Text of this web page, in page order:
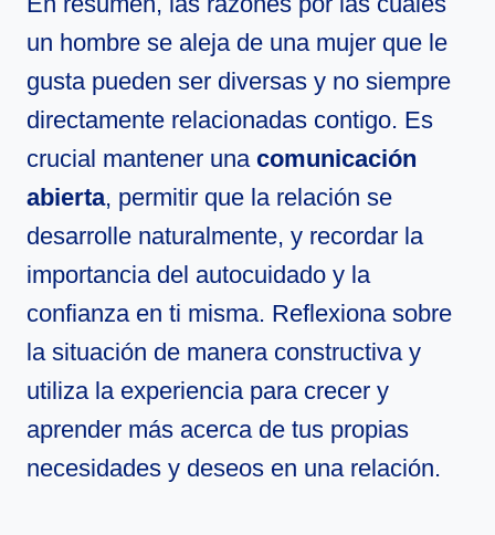
un hombre se aleja de una mujer que le
gusta pueden ser diversas y no siempre
directamente relacionadas contigo. Es
crucial mantener una comunicación
abierta, permitir que la relación se
desarrolle naturalmente, y recordar la
importancia del autocuidado y la
confianza en ti misma. Reflexiona sobre
la situación de manera constructiva y
utiliza la experiencia para crecer y
aprender más acerca de tus propias
necesidades y deseos en una relación.